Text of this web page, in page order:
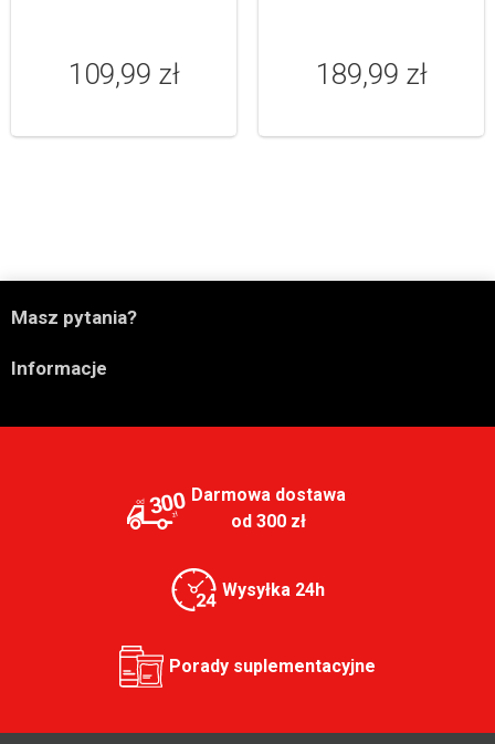
109,99 zł 189,99 zł
Masz pytania?
Informacje
300 Darmowa dostawa
od 300 zł
Wysyłka 24h
Porady suplementacyjne